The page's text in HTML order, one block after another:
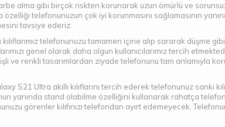
alma gibi birçok riskten korunarak uzun ömürlü ve sorunsuz
telefonunuzun çok iyi korunmasını sağlamasının
tavsiye ederiz.
kılıflarımız telefonunuzu tamamen içine alıp sararak
genel olarak daha olgun kullanıcılarımız tercih
renkli tasarımlardan ziyade telefonunu tam anlamıyla
S21 Ultra akıllı kılıflarını tercih ederek telefonunuz sanki
yanında stand olabilme özelliğini kullanarak rahatça
görenler kılıfınızı telefondan ayırt edemeyecek.